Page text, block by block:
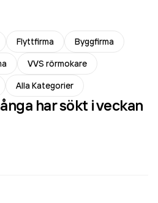
Flyttfirma
Byggfirma
VVS rörmokare
Alla Kategorier
har sökt i veckan